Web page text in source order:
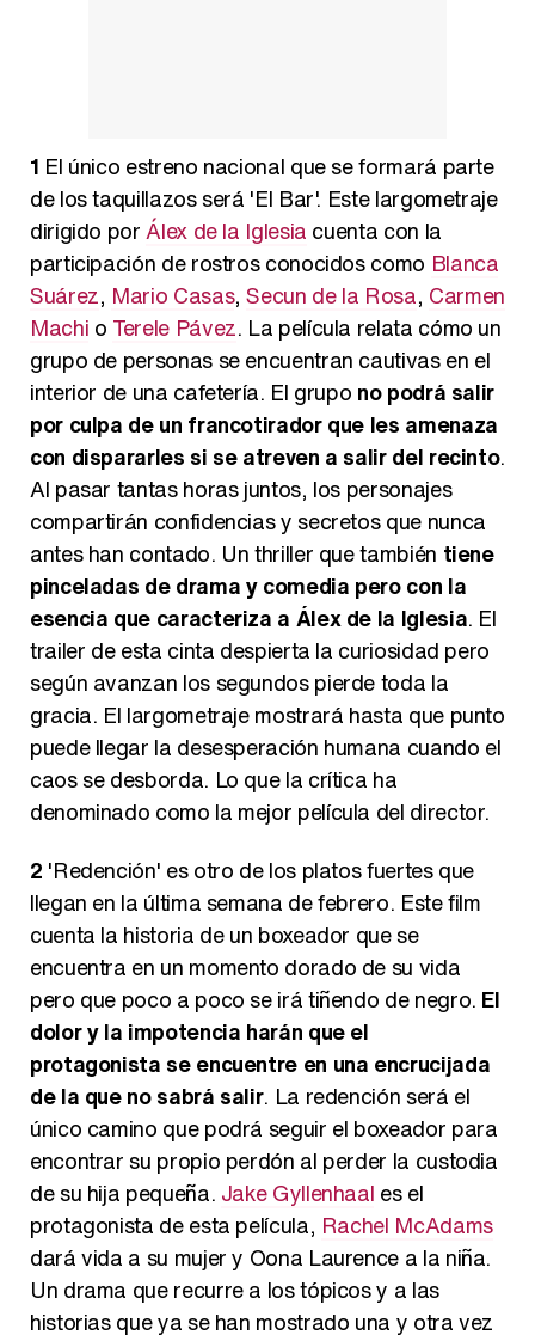
1 El único estreno nacional que se formará parte
de los taquillazos será 'El Bar'. Este largometraje
dirigido porÁlex de la Iglesia cuenta con la
participación de rostros conocidos como Blanca
Suárez, Mario Casas,Secun de la Rosa, Carmen
Machi o Terele Pávez. La película relata cómo un
grupo de personas se encuentran cautivas en el
interior de una cafetería. El grupo no podrá salir
por culpa de un francotirador que les amenaza
con dispararles si se atreven a salir del recinto.
Al pasar tantas horas juntos, los personajes
compartirán confidencias y secretos que nunca
antes han contado. Un thriller que también tiene
pinceladas de drama y comedia pero con la
esencia que caracteriza a Álex de la Iglesia. El
trailer de esta cinta despierta la curiosidad pero
según avanzan los segundos pierde toda la
gracia. El largometraje mostrará hasta que punto
puede llegar la desesperación humana cuando el
caos se desborda. Lo que la crítica ha
denominado como la mejor película del director.
2 'Redención' es otro de los platos fuertes que
llegan en la última semana de febrero. Este film
cuenta la historia de un boxeador que se
encuentra en un momento dorado de su vida
pero que poco a poco se irá tiñendo de negro. El
dolor y la impotencia harán que el
protagonista se encuentre en una encrucijada
de la que no sabrá salir. La redención será el
único camino que podrá seguir el boxeador para
encontrar su propio perdón al perder la custodia
de su hija pequeña. Jake Gyllenhaal es el
protagonista de esta película, Rachel McAdams
dará vida a su mujer y Oona Laurence a la niña.
Un drama que recurre a los tópicos y a las
historias que ya se han mostrado una y otra vez